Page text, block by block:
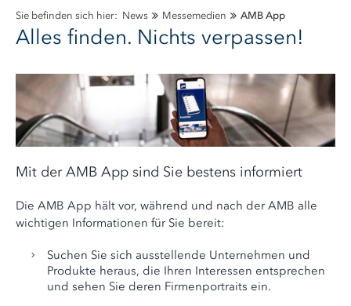
Sie befinden sich hier: News Messemedien AMB App
Alles finden. Nichts verpassen!
Mit der AMB App sind Sie bestens informiert
Die AMB App hält vor, während und nach der AMB alle
wichtigen Informationen für Sie bereit:
Suchen Sie sich ausstellende Unternehmen und
Produkte heraus, die Ihren Interessen entsprechen
und sehen Sie deren Firmenportraits ein.